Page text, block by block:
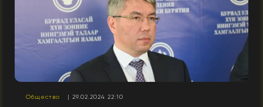
Общество | 29.02.2024 22:10